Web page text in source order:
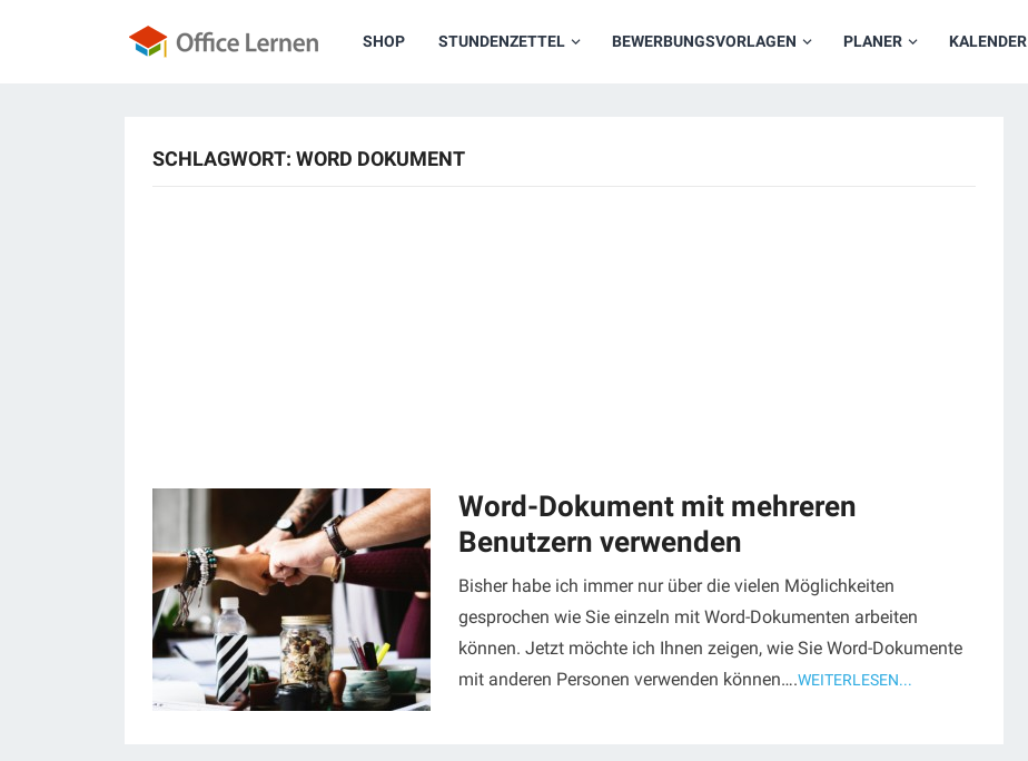
SHOP STUNDENZETTEL BEWERBUNGSVORLAGEN PLANER KALENDER
SCHLAGWORT: WORD DOKUMENT
Word-Dokument mit mehreren
Benutzern verwenden
Bisher habe ich immer nur über die vielen Möglichkeiten
gesprochen wie Sie einzeln mit Word-Dokumenten arbeiten
können. Jetzt möchte ich Ihnen zeigen, wie Sie Word-Dokumente
mit anderen Personen verwenden können….WEITERLESEN...